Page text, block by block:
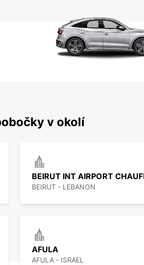
v okolí
BEIRUT - LEBANON
AFULA
AFULA - ISRAEL